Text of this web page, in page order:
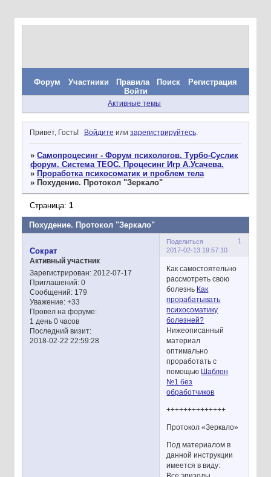
Форум Участники Правила Поиск
Регистрация
Войти
Активные темы
Привет, Гость! Войдите или зарегистрируйтесь.
» Самопроцесинг - Форум психологов. Турбо-Суслик
форум. Система ТЕОС. Процесинг Игр А.Усачева.
» Проработка психосоматик и проблем тела
» Похудение. Протокол "Зеркало"
Похудение. Протокол "Зеркало"
Страница: 1
Поделиться
1
2017-02-13 19:57:10
Сократ
Активный участник
Зарегистрирован: 2012-07-17
Приглашений:0
Сообщений:179
Уважение: +33
Провел на форуме:
1 день 0 часов
Последний визит:
2018-02-22 22:59:28
Как самостоятельно
рассмотреть свою
болезнь Как
прорабатывать
психосоматику
болезней?
Нижеописанный
материал
оптимально
проработать с
помощью Шаблон
№1 без
обработчиков
++++++++++++++
Протокол «Зеркало»
Под материалом в
данной инструкции
имеется в виду: